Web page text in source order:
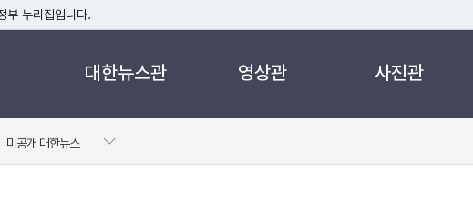
부 누리집입니다.
한민국 정부기관이 관리하는 누리집입니다.
대한뉴스관 영상관 사진관
미공개 대한뉴스